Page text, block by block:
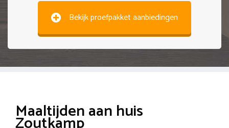
Bekijk proefpakket aanbiedingen
Maaltijden aan huis